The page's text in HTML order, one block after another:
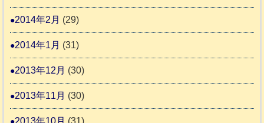
2014年2月 (29)
2014年1月 (31)
2013年12月 (30)
2013年11月 (30)
2013年10月 (31)